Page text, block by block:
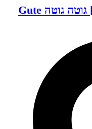
גוטה גוטה Gute